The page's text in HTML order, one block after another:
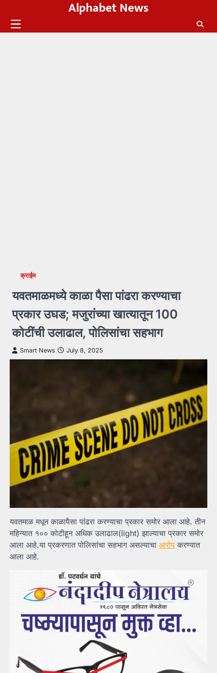
content
Alphabet News
क्राईम
यवतमाळमध्ये काळा पैसा पांढरा करण्याचा
प्रकार उघड; मजुरांच्या खात्यातून 100
कोटींची उलाढाल, पोलिसांचा सहभाग
Smart News July 8, 2025
यवतमाळ मधून काळापैसा पांढरा करण्याचा प्रकार समोर आला आहे. तीन
महिन्यात १०० कोटीहून अधिक उलाढाल(light) झाल्याचा प्रकार समोर
आला आहे.या प्रकरणात पोलिसांचा सहभाग असल्याचा आरोप करण्यात
आला आहे.